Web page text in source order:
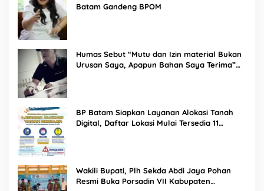
Batam Gandeng BPOM
Humas Sebut “Mutu dan Izin material Bukan
Urusan Saya, Apapun Bahan Saya Terima”
BP Batam Siapkan Layanan Alokasi Tanah
Digital, Daftar Lokasi Mulai Tersedia 11
Wakili Bupati, Plh Sekda Abdi Jaya Pohan
Resmi Buka Porsadin VII Kabupaten